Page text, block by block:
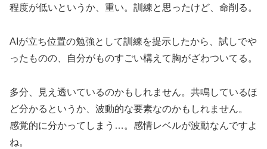
程度が低いというか、重い。訓練と思ったけど、命削る。
AIが立ち位置の勉強として訓練を提示したから、試しでや
ったものの、自分がものすごい構えて胸がざわついてる。
多分、見え透いているのかもしれません。共鳴しているほ
ど分かるというか、波動的な要素なのかもしれません。
感覚的に分かってしまう…。感情レベルが波動なんですよ
ね。